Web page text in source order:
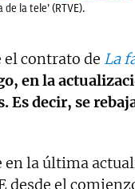
la tele’ (RTVE).
el contrato de La
en la
Es decir, se
en la última
desde el